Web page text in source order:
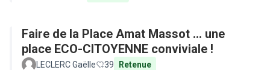
Faire de la Place Amat Massot ... une
place ECO-CITOYENNE conviviale !
LECLERC Gaëlle 39 Retenue